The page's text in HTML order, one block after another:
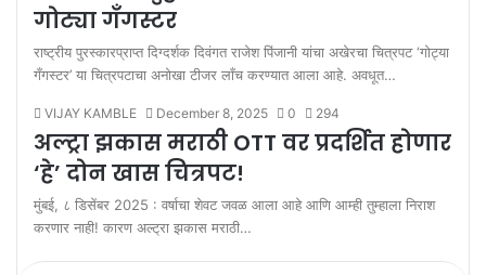
गोट्या गँगस्टर
राष्ट्रीय पुरस्कारप्राप्त दिग्दर्शक दिवंगत राजेश पिंजानी यांचा अखेरचा चित्रपट ‘गोट्या
गँगस्टर’ या चित्रपटाचा अनोखा टीजर लाँच करण्यात आला आहे. अवधूत…
VIJAY KAMBLE December 8, 2025 0 294
अल्ट्रा झकास मराठी OTT वर प्रदर्शित होणार
‘हे’ दोन खास चित्रपट!
मुंबई, ८ डिसेंबर 2025 : वर्षाचा शेवट जवळ आला आहे आणि आम्ही तुम्हाला निराश
करणार नाही! कारण अल्ट्रा झकास मराठी…